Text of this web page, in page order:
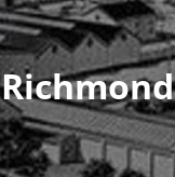
Richmond